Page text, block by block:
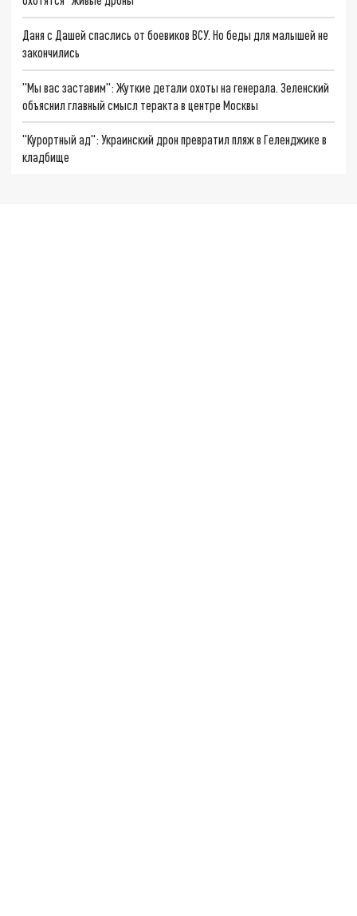
Даня с Дашей спаслись от боевиков ВСУ. Но беды для малышей не
закончились
"Мы вас заставим": Жуткие детали охоты на генерала. Зеленский
объяснил главный смысл теракта в центре Москвы
"Курортный ад": Украинский дрон превратил пляж в Геленджике в
кладбище